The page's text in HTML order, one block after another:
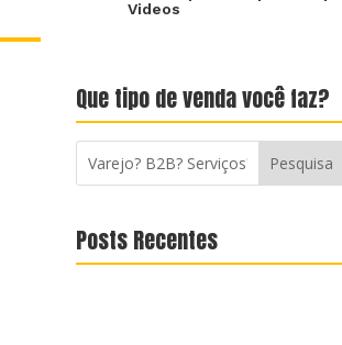
Videos
Que tipo de venda você faz?
Posts Recentes